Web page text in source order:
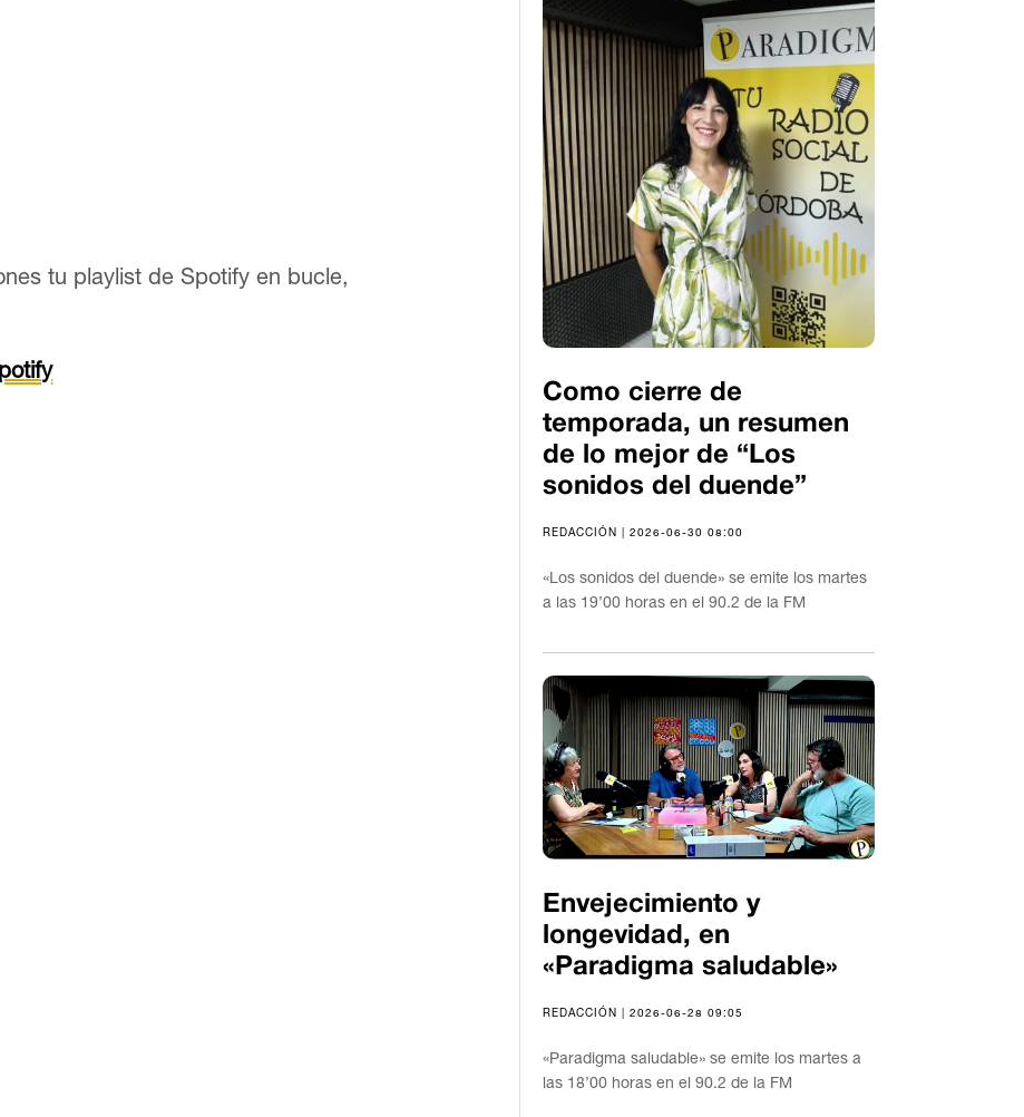
tu playlist de Spotify en bucle,
Como cierre de
temporada, un resumen
de lo mejor de “Los
sonidos del duende”
REDACCIÓN | 2026-06-30 08:00
«Los sonidos del duende» se emite los martes
a las 19’00 horas en el 90.2 de la FM
Envejecimiento y
longevidad, en
«Paradigma saludable»
REDACCIÓN | 2026-06-28 09:05
«Paradigma saludable» se emite los martes a
las 18’00 horas en el 90.2 de la FM